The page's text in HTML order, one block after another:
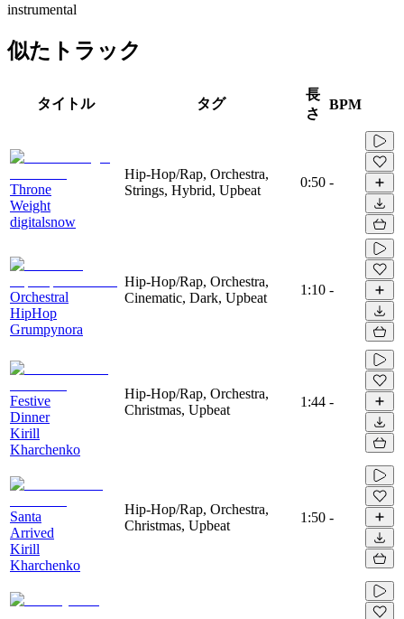
instrumental
似たトラック
タイトル タグ
長
さ
BPM
Throne
Weight
digitalsnow
Hip-Hop/Rap, Orchestra,
Strings, Hybrid, Upbeat
0:50 -
Orchestral
HipHop
Grumpynora
Hip-Hop/Rap, Orchestra,
Cinematic, Dark, Upbeat
1:10 -
Festive
Dinner
Kirill
Kharchenko
Hip-Hop/Rap, Orchestra,
Christmas, Upbeat
1:44 -
Santa
Arrived
Kirill
Kharchenko
Hip-Hop/Rap, Orchestra,
Christmas, Upbeat
1:50 -